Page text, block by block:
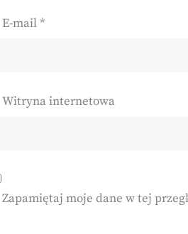
E-mail*
Witryna internetowa
Zapamiętaj moje dane w tej